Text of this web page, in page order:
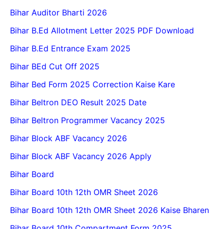
Bihar Auditor Bharti 2026
Bihar B.Ed Allotment Letter 2025 PDF Download
Bihar B.Ed Entrance Exam 2025
Bihar BEd Cut Off 2025
Bihar Bed Form 2025 Correction Kaise Kare
Bihar Beltron DEO Result 2025 Date
Bihar Beltron Programmer Vacancy 2025
Bihar Block ABF Vacancy 2026
Bihar Block ABF Vacancy 2026 Apply
Bihar Board
Bihar Board 10th 12th OMR Sheet 2026
Bihar Board 10th 12th OMR Sheet 2026 Kaise Bharen